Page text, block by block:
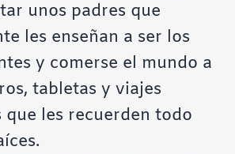
unos padres que
les enseñan a ser los
y comerse el mundo a
tabletas y viajes
que les recuerden todo